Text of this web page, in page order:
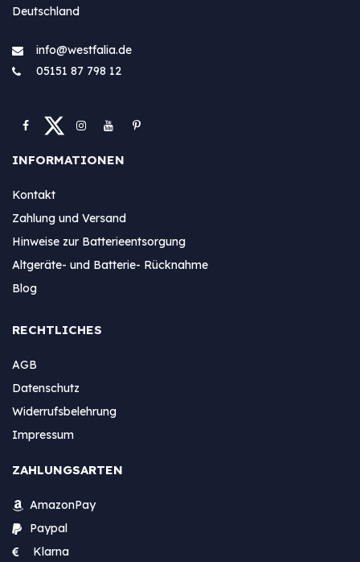
Deutschland
info@westfa​lia.de
05151 87 798 12
INFORMATIONEN
Kontakt
Zahlung und Versand
Hinweise zur Batterieentsorgung
Altgeräte- und Batterie- Rücknahme
Blog
RECHTLICHES
AGB
Datenschutz
Widerrufsbelehrung
Impressum
ZAHLUNGSARTEN
AmazonPay
Paypal
Klarna